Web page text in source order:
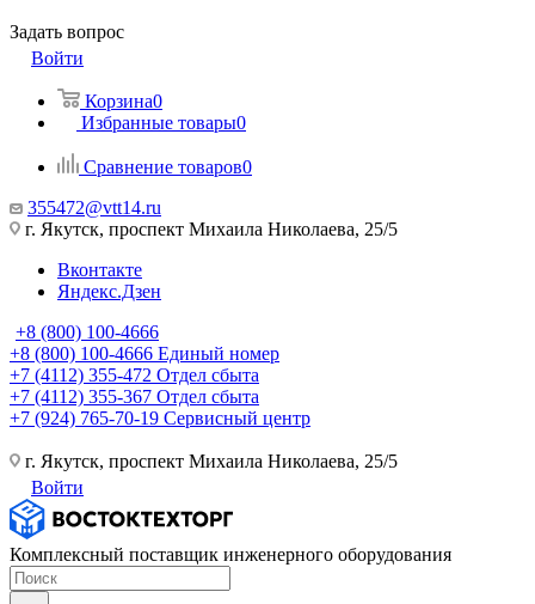
Задать вопрос
Войти
Корзина0
Избранные товары0
Сравнение товаров0
355472@vtt14.ru
г. Якутск, проспект Михаила Николаева, 25/5
Вконтакте
Яндекс.Дзен
+8 (800) 100-4666
+8 (800) 100-4666 Единый номер
+7 (4112) 355-472 Отдел сбыта
+7 (4112) 355-367 Отдел сбыта
+7 (924) 765-70-19 Сервисный центр
г. Якутск, проспект Михаила Николаева, 25/5
Войти
Комплексный поставщик инженерного оборудования